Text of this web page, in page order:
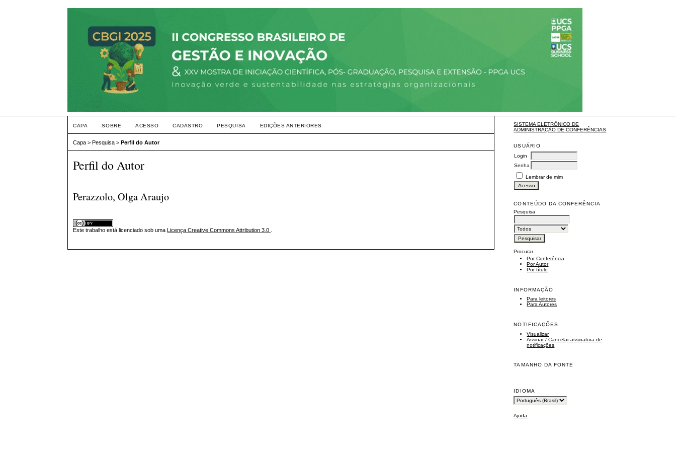
SISTEMA ELETRÔNICO DE
ADMINISTRAÇÃO DE CONFERÊNCIAS
USUÁRIO
Login
Senha
Lembrar de mim
CONTEÚDO DA CONFERÊNCIA
Pesquisa
Procurar
Por Conferência
Por Autor
Por título
INFORMAÇÃO
Para leitores
Para Autores
NOTIFICAÇÕES
Visualizar
Assinar/Cancelar assinatura de
notificações
TAMANHO DA FONTE
IDIOMA
Ajuda
CAPA SOBRE ACESSO CADASTRO PESQUISA EDIÇÕES ANTERIORES
Capa >Pesquisa >Perfil do Autor
Perfil do Autor
Perazzolo, Olga Araujo
Este trabalho está licenciado sob uma Licença Creative Commons Attribution 3.0